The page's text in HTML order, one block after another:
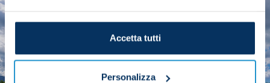
Accetta tutti
Personalizza
FOLLOW THE CHAMPS' JOURNEY